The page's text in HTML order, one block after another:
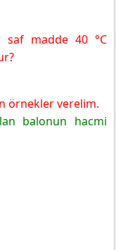
saf madde 40 °C
örnekler verelim.
balonun hacmi